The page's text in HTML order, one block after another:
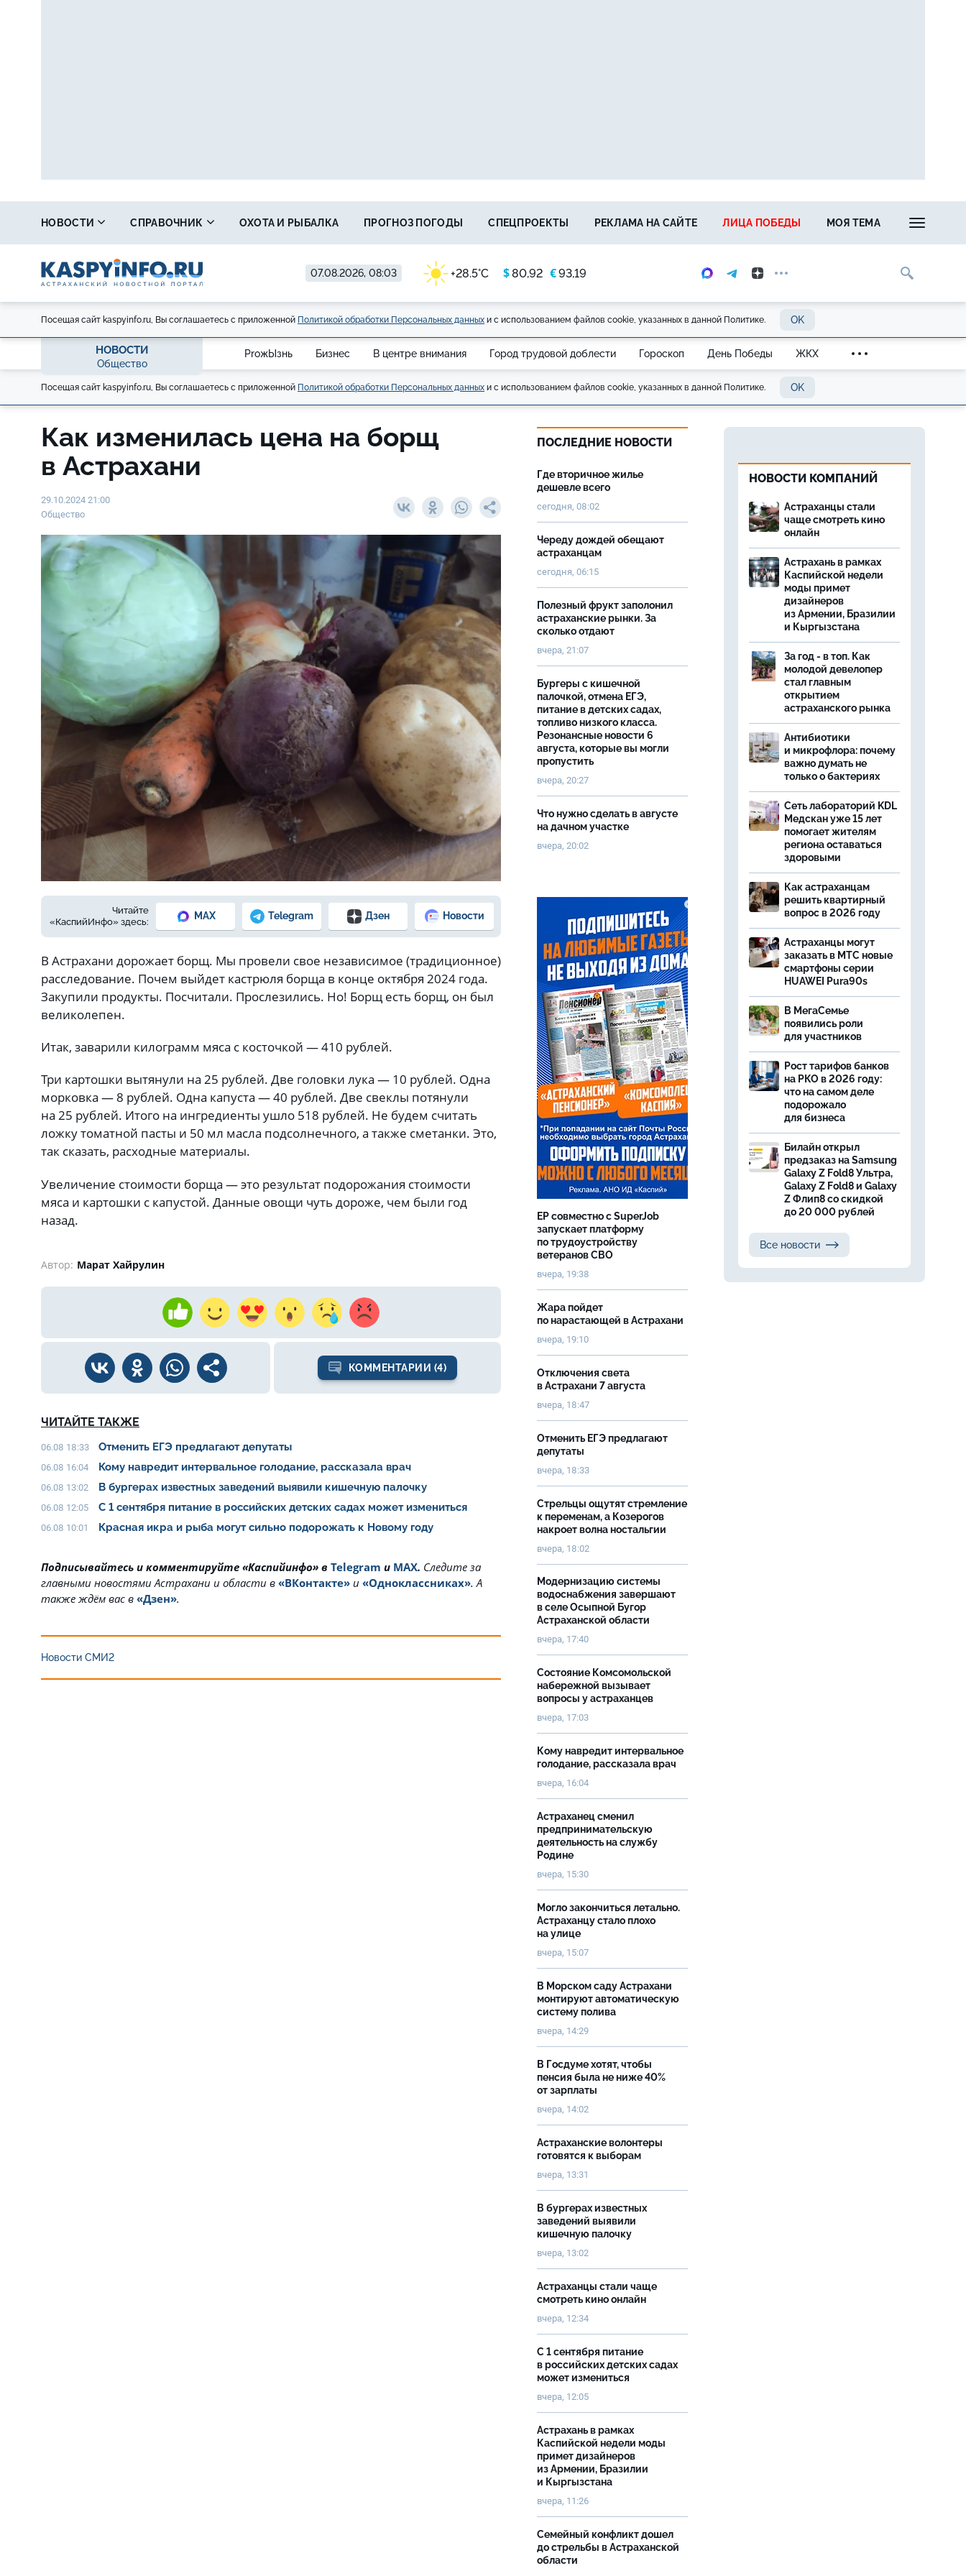
07.08.2026, 08:03 +28.5°C $80,92 €93,19
НОВОСТИ СПРАВОЧНИК ОХОТА И РЫБАЛКА ПРОГНОЗ ПОГОДЫ СПЕЦПРОЕКТЫ РЕКЛАМА НА САЙТЕ ЛИЦА ПОБЕДЫ МОЯ ТЕМА
Посещая сайт kaspyinfo.ru, Вы соглашаетесь с приложенной Политикой обработки Персональных данных и с использованием файлов cookie, указанных в данной Политике. OK
НОВОСТИ
Общество
ProжЫзнь Бизнес В центре внимания Город трудовой доблести Гороскоп День Победы ЖКХ
Посещая сайт kaspyinfo.ru, Вы соглашаетесь с приложенной Политикой обработки Персональных данных и с использованием файлов cookie, указанных в данной Политике. OK
Как изменилась цена на борщ
в Астрахани
29.10.2024 21:00
Общество
Читайте
«КаспийИнфо» здесь:
MAX Telegram Дзен Новости
В Астрахани дорожает борщ. Мы провели свое независимое (традиционное)
расследование. Почем выйдет кастрюля борща в конце октября 2024 года.
Закупили продукты. Посчитали. Прослезились. Но! Борщ есть борщ, он был
великолепен.
Итак, заварили килограмм мяса с косточкой — 410 рублей.
Три картошки вытянули на 25 рублей. Две головки лука — 10 рублей. Одна
морковка — 8 рублей. Одна капуста — 40 рублей. Две свеклы потянули
на 25 рублей. Итого на ингредиенты ушло 518 рублей. Не будем считать
ложку томатной пасты и 50 мл масла подсолнечного, а также сметанки. Это,
так сказать, расходные материалы.
Увеличение стоимости борща — это результат подорожания стоимости
мяса и картошки с капустой. Данные овощи чуть дороже, чем были год
назад.
Автор: Марат Хайрулин
КОММЕНТАРИИ (4)
ЧИТАЙТЕ ТАКЖЕ
06.08 18:33 Отменить ЕГЭ предлагают депутаты
06.08 16:04 Кому навредит интервальное голодание, рассказала врач
06.08 13:02 В бургерах известных заведений выявили кишечную палочку
06.08 12:05 С 1 сентября питание в российских детских садах может измениться
06.08 10:01 Красная икра и рыба могут сильно подорожать к Новому году
Подписывайтесь и комментируйте «Каспийинфо» в Telegram и MAX. Cледите за
главными новостями Астрахани и области в «ВКонтакте» и «Одноклассниках». А
также ждём вас в «Дзен».
Новости СМИ2
ПОСЛЕДНИЕ НОВОСТИ
Где вторичное жилье
дешевле всего
сегодня, 08:02
Череду дождей обещают
астраханцам
сегодня, 06:15
Полезный фрукт заполонил
астраханские рынки. За
сколько отдают
вчера, 21:07
Бургеры с кишечной
палочкой, отмена ЕГЭ,
питание в детских садах,
топливо низкого класса.
Резонансные новости 6
августа, которые вы могли
пропустить
вчера, 20:27
Что нужно сделать в августе
на дачном участке
вчера, 20:02
ЕР совместно с SuperJob
запускает платформу
по трудоустройству
ветеранов СВО
вчера, 19:38
Жара пойдет
по нарастающей в Астрахани
вчера, 19:10
Отключения света
в Астрахани 7 августа
вчера, 18:47
Отменить ЕГЭ предлагают
депутаты
вчера, 18:33
Стрельцы ощутят стремление
к переменам, а Козерогов
накроет волна ностальгии
вчера, 18:02
Модернизацию системы
водоснабжения завершают
в селе Осыпной Бугор
Астраханской области
вчера, 17:40
Состояние Комсомольской
набережной вызывает
вопросы у астраханцев
вчера, 17:03
Кому навредит интервальное
голодание, рассказала врач
вчера, 16:04
Астраханец сменил
предпринимательскую
деятельность на службу
Родине
вчера, 15:30
Могло закончиться летально.
Астраханцу стало плохо
на улице
вчера, 15:07
В Морском саду Астрахани
монтируют автоматическую
систему полива
вчера, 14:29
В Госдуме хотят, чтобы
пенсия была не ниже 40%
от зарплаты
вчера, 14:02
Астраханские волонтеры
готовятся к выборам
вчера, 13:31
В бургерах известных
заведений выявили
кишечную палочку
вчера, 13:02
Астраханцы стали чаще
смотреть кино онлайн
вчера, 12:34
С 1 сентября питание
в российских детских садах
может измениться
вчера, 12:05
Астрахань в рамках
Каспийской недели моды
примет дизайнеров
из Армении, Бразилии
и Кыргызстана
вчера, 11:26
Семейный конфликт дошел
до стрельбы в Астраханской
области
НОВОСТИ КОМПАНИЙ
Астраханцы стали
чаще смотреть кино
онлайн
Астрахань в рамках
Каспийской недели
моды примет
дизайнеров
из Армении, Бразилии
и Кыргызстана
За год - в топ. Как
молодой девелопер
стал главным
открытием
астраханского рынка
Антибиотики
и микрофлора: почему
важно думать не
только о бактериях
Сеть лабораторий KDL
Медскан уже 15 лет
помогает жителям
региона оставаться
здоровыми
Как астраханцам
решить квартирный
вопрос в 2026 году
Астраханцы могут
заказать в МТС новые
смартфоны серии
HUAWEI Pura90s
В МегаСемье
появились роли
для участников
Рост тарифов банков
на РКО в 2026 году:
что на самом деле
подорожало
для бизнеса
Билайн открыл
предзаказ на Samsung
Galaxy Z Fold8 Ультра,
Galaxy Z Fold8 и Galaxy
Z Флип8 со скидкой
до 20 000 рублей
Все новости